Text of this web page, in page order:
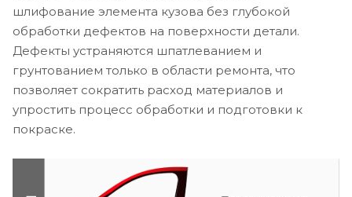
шлифование элемента кузова без глубокой
обработки дефектов на поверхности детали.
Дефекты устраняются шпатлеванием и
грунтованием только в области ремонта, что
позволяет сократить расход материалов и
упростить процесс обработки и подготовки к
покраске.